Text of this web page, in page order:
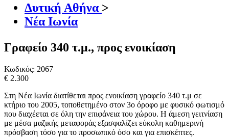
Δυτική Αθήνα >
Νέα Ιωνία
Γραφείο 340 τ.μ., προς ενοικίαση
Κωδικός: 2067
€ 2.300
Στη Νέα Ιωνία διατίθεται προς ενοικίαση γραφείο 340 τ.μ σε
κτήριο του 2005, τοποθετημένο στον 3ο όροφο με φυσικό φωτισμό
που διαχέεται σε όλη την επιφάνεια του χώρου. Η άμεση γειτνίαση
με μέσα μαζικής μεταφοράς εξασφαλίζει εύκολη καθημερινή
πρόσβαση τόσο για το προσωπικό όσο και για επισκέπτες.